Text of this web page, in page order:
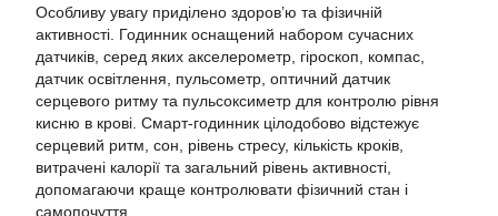
Особливу увагу приділено здоров’ю та фізичній
активності. Годинник оснащений набором сучасних
датчиків, серед яких акселерометр, гіроскоп, компас,
датчик освітлення, пульсометр, оптичний датчик
серцевого ритму та пульсоксиметр для контролю рівня
кисню в крові. Смарт-годинник цілодобово відстежує
серцевий ритм, сон, рівень стресу, кількість кроків,
витрачені калорії та загальний рівень активності,
допомагаючи краще контролювати фізичний стан і
самопочуття.